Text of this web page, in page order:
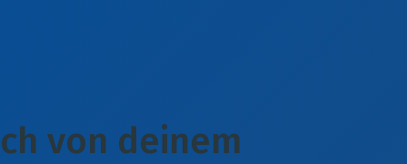
von deinem